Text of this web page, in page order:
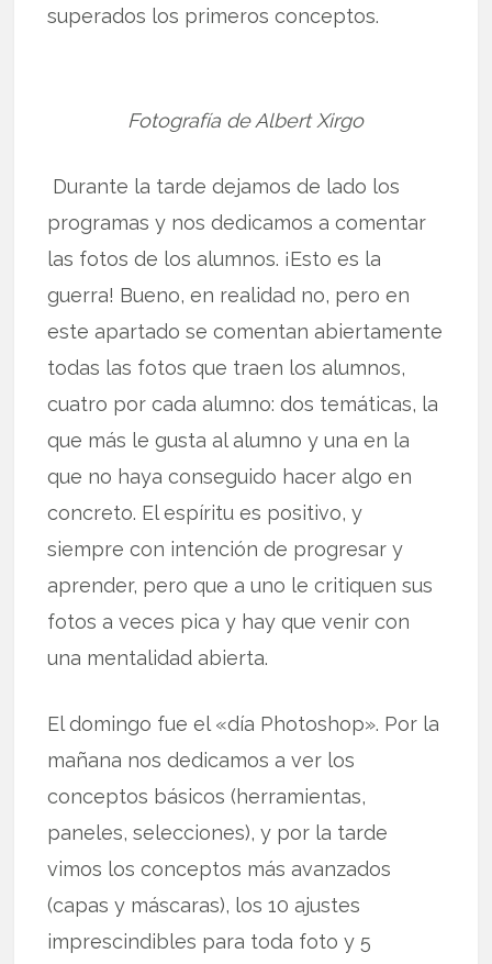
superados los primeros conceptos.
Fotografía de Albert Xirgo
Durante la tarde dejamos de lado los
programas y nos dedicamos a comentar
las fotos de los alumnos. ¡Esto es la
guerra! Bueno, en realidad no, pero en
este apartado se comentan abiertamente
todas las fotos que traen los alumnos,
cuatro por cada alumno: dos temáticas, la
que más le gusta al alumno y una en la
que no haya conseguido hacer algo en
concreto. El espíritu es positivo, y
siempre con intención de progresar y
aprender, pero que a uno le critiquen sus
fotos a veces pica y hay que venir con
una mentalidad abierta.
El domingo fue el «día Photoshop». Por la
mañana nos dedicamos a ver los
conceptos básicos (herramientas,
paneles, selecciones), y por la tarde
vimos los conceptos más avanzados
(capas y máscaras), los 10 ajustes
imprescindibles para toda foto y 5